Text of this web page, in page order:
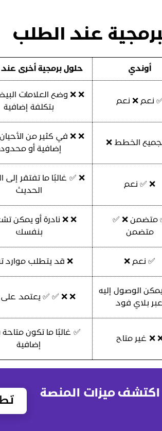
أوندي حلول برمجية أخرى
نعم ❌ نعم
❌ ❌ وضع العلامات
بتكلفة إضافية
الخطط ❌
❌ ❌ في كثير من
إضافية أو
❌ ✅ نعم
❌ ✅ غالبًا ما تفتقر إلى
الحديث
متضمن ❌ ✅
متضمن
❌ ❌ نادرة أو يمكن
بنفسك
✅ نعم ❌ ❌ قد يتطلب موارد
الوصول إليه
عبر بلاي فود
❌ ❌ ✅ ✅ يعتمد
❌ غير متاح
✅ غالبًا ما تكون متاحة
إضافية
ميزات المنصة